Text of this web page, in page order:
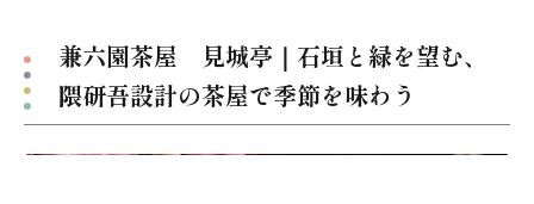
兼六園茶屋 見城亭｜石垣と緑を望む、
隈研吾設計の茶屋で季節を味わう